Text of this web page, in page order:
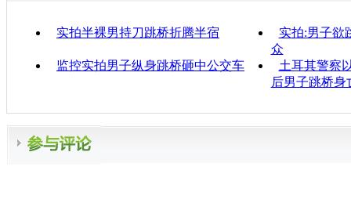
实拍半裸男持刀跳桥折腾半宿
实拍:男子欲
众
监控实拍男子纵身跳桥砸中公交车
土耳其警察
后男子跳桥身